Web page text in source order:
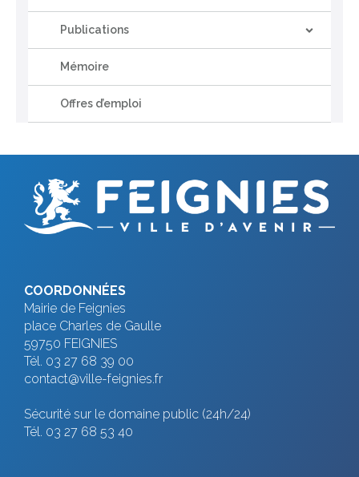
Publications
Mémoire
Offres d’emploi
COORDONNÉES
Mairie de Feignies
place Charles de Gaulle
59750 FEIGNIES
Tél. 03 27 68 39 00
contact@ville-feignies.fr
Sécurité sur le domaine public (24h/24)
Tél. 03 27 68 53 40